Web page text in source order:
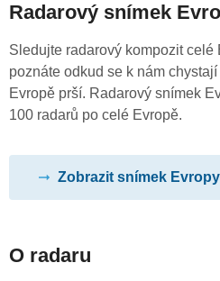
Radarový snímek
Sledujte radarový kompozit celé
poznáte odkud se k nám
Evropě prší. Radarový snímek
100 radarů po celé Evropě.
Zobrazit snímek Evropy
O radaru